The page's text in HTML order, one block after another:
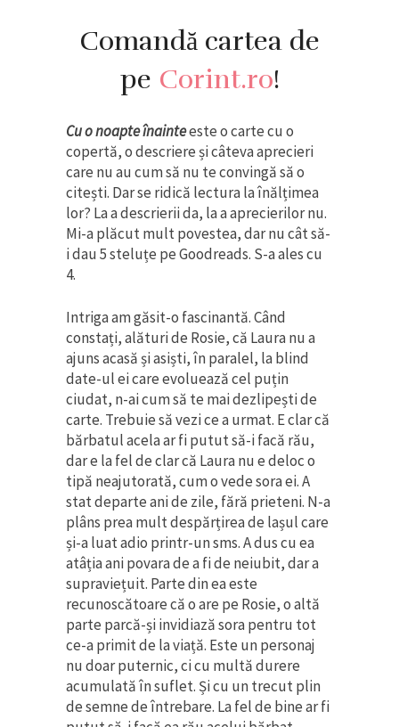
Comandă cartea de
pe Corint.ro!
Cu o noapte înainteeste o carte cu o
copertă, o descriere și câteva aprecieri
care nu au cum să nu te convingă să o
citești. Dar se ridică lectura la înălțimea
lor? La a descrierii da, la a aprecierilor nu.
Mi-a plăcut mult povestea, dar nu cât să-
i dau 5 steluțe pe Goodreads. S-a ales cu
4.
Intriga am găsit-o fascinantă. Când
constați, alături de Rosie, că Laura nu a
ajuns acasă și asiști, în paralel, la blind
date-ul ei care evoluează cel puțin
ciudat, n-ai cum să te mai dezlipești de
carte. Trebuie să vezi ce a urmat. E clar că
bărbatul acela ar fi putut să-i facă rău,
dar e la fel de clar că Laura nu e deloc o
tipă neajutorată, cum o vede sora ei. A
stat departe ani de zile, fără prieteni. N-a
plâns prea mult despărțirea de lașul care
și-a luat adio printr-un sms. A dus cu ea
atâția ani povara de a fi de neiubit, dar a
supraviețuit. Parte din ea este
recunoscătoare că o are pe Rosie, o altă
parte parcă-și invidiază sora pentru tot
ce-a primit de la viață. Este un personaj
nu doar puternic, ci cu multă durere
acumulată în suflet. Și cu un trecut plin
de semne de întrebare. La fel de bine ar fi